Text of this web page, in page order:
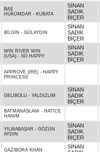
BAŞ
HÜKÜMDAR - KUBATA
SİNAN
SADIK
BİÇER
BİLGİN - GÜLAYDIN
SİNAN
SADIK
BİÇER
WIN RIVER WIN
(USA) - SO HAPPY
SİNAN
SADIK
BİÇER
APPROVE (IRE) - HAPPY
PRINCESS
GELİBOLU - YALDIZLIM
SİNAN
SADIK
BİÇER
BATMANASLANI - HATİCE
HANIM
YILMABAŞAR - GÖZÜN
AYDIN
SİNAN
SADIK
BİÇER
GAZIBORA KHAN
SİNAN